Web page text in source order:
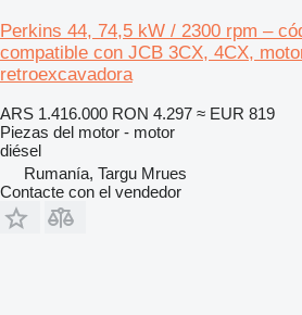
Perkins 44, 74,5 kW / 2300 rpm –
compatible con JCB 3CX, 4CX,
retroexcavadora
ARS 1.416.000 RON 4.297 ≈ EUR 819
Piezas del motor - motor
diésel
Rumanía, Targu Mrues
Contacte con el vendedor